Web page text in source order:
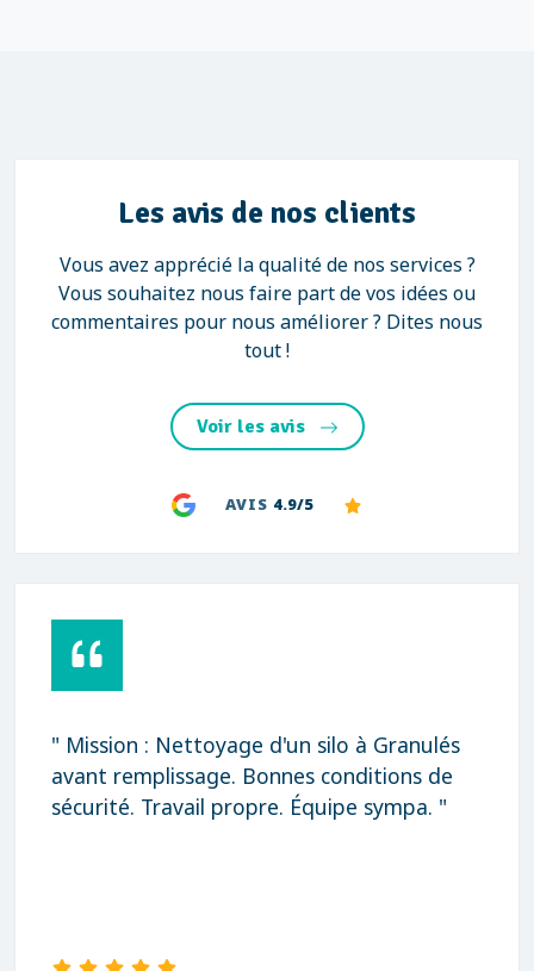
Les avis de nos clients
Vous avez apprécié la qualité de nos services ?
Vous souhaitez nous faire part de vos idées ou
commentaires pour nous améliorer ? Dites nous
tout !
Voir les avis
AVIS 4.9/5
" Mission : Nettoyage d'un silo à Granulés
avant remplissage. Bonnes conditions de
sécurité. Travail propre. Équipe sympa. "